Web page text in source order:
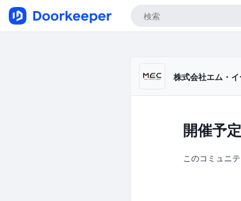
株式会社エム・
開催予
このコミュニ